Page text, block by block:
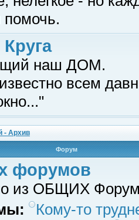
помочь.
наш ДОМ.
всем
- Архив
Форум
форумов
из ОБЩИХ
Кому-то